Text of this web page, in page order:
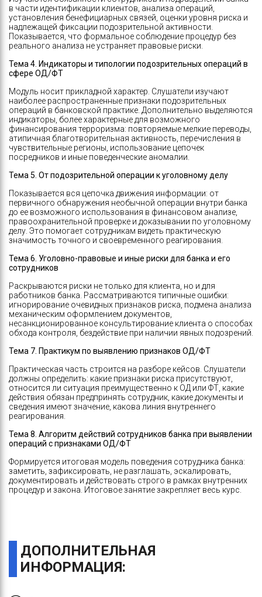
в части идентификации клиентов, анализа операций,
установления бенефициарных связей, оценки уровня риска и
надлежащей фиксации подозрительной активности.
Показывается, что формальное соблюдение процедур без
реального анализа не устраняет правовые риски.
Тема 4. Индикаторы и типологии подозрительных операций в
сфере ОД/ФТ
Модуль носит прикладной характер. Слушатели изучают
наиболее распространенные признаки подозрительных
операций в банковской практике. Дополнительно выделяются
индикаторы, более характерные для возможного
финансирования терроризма: повторяемые мелкие переводы,
атипичная благотворительная активность, перечисления в
чувствительные регионы, использование цепочек
посредников и иные поведенческие аномалии.
Тема 5. От подозрительной операции к уголовному делу
Показывается вся цепочка движения информации: от
первичного обнаружения необычной операции внутри банка
до ее возможного использования в финансовом анализе,
правоохранительной проверке и доказывании по уголовному
делу. Это помогает сотрудникам видеть практическую
значимость точного и своевременного реагирования.
Тема 6. Уголовно-правовые и иные риски для банка и его
сотрудников
Раскрываются риски не только для клиента, но и для
работников банка. Рассматриваются типичные ошибки:
игнорирование очевидных признаков риска, подмена анализа
механическим оформлением документов,
несанкционированное консультирование клиента о способах
обхода контроля, бездействие при наличии явных подозрений.
Тема 7. Практикум по выявлению признаков ОД/ФТ
Практическая часть строится на разборе кейсов. Слушатели
должны определить: какие признаки риска присутствуют,
относится ли ситуация преимущественно к ОД или ФТ, какие
действия обязан предпринять сотрудник, какие документы и
сведения имеют значение, какова линия внутреннего
реагирования.
Тема 8. Алгоритм действий сотрудников банка при выявлении
операций с признаками ОД/ФТ
Формируется итоговая модель поведения сотрудника банка:
заметить, зафиксировать, не разглашать, эскалировать,
документировать и действовать строго в рамках внутренних
процедур и закона. Итоговое занятие закрепляет весь курс.
ДОПОЛНИТЕЛЬНАЯ
ИНФОРМАЦИЯ: